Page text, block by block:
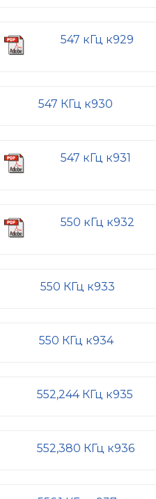
547 кГц к929
547 КГц к930
547 кГц к931
550 кГц к932
550 КГц к933
550 КГц к934
552,244 КГц к935
552,380 КГц к936